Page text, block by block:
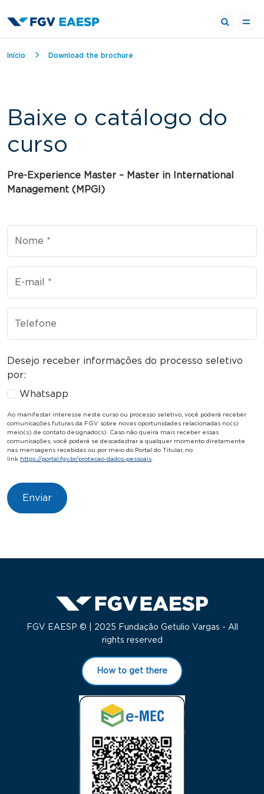
Breadcrumb
Início Download the brochure
Baixe o catálogo do
curso
Curso
Pre-Experience Master – Master in International
Management (MPGI)
Desejo receber informações do processo seletivo
por:
Whatsapp
Ao manifestar interesse neste curso ou processo seletivo, você poderá receber
comunicações futuras da FGV sobre novas oportunidades relacionadas no(s)
meio(s) de contato designado(s). Caso não queira mais receber essas
comunicações, você poderá se descadastrar a qualquer momento diretamente
nas mensagens recebidas ou por meio do Portal do Titular, no
link https://portal.fgv.br/protecao-dados-pessoais.
FGV EAESP © | 2025 Fundação Getulio Vargas - All
rights reserved
How to get there